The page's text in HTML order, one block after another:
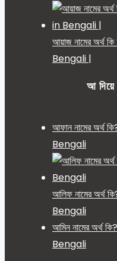
আয়াজ নামের
Bengali |
আ দিয়ে
আফান নামের
Bengali
আলিফ নামের
Bengali
আমিন নামের
Bengali